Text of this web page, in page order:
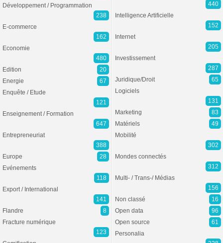
Développement / Programmation
238
E-commerce
162
Economie
480
Edition
20
Energie
67
Enquête / Etude
121
Enseignement / Formation
647
Entrepreneuriat
388
Europe
28
Evénements
118
Export / International
141
Flandre
8
Fracture numérique
123
440
Intelligence Artificielle
152
Internet
205
Investissement
287
Juridique/Droit
65
Logiciels
131
Marketing
83
Matériels
49
Mobilité
302
Mondes connectés
312
Multi- / Trans-/ Médias
156
Non classé
16
Open data
96
Open source
61
Personalia